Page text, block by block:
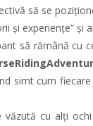
să se
și experiențe” și
să rămână cu
simt cum
cu alți